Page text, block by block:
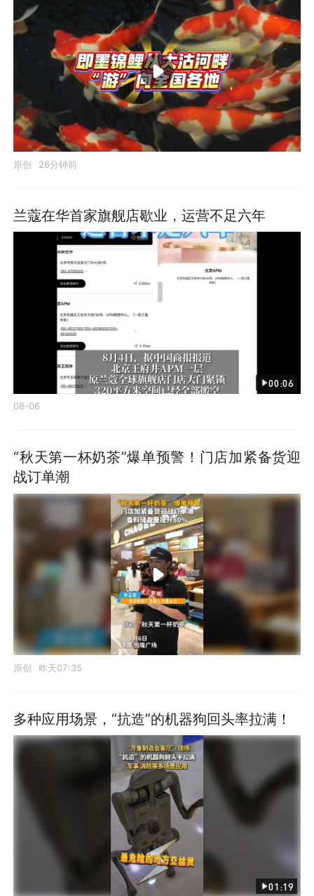
原创 26分钟前
兰蔻在华首家旗舰店歇业，运营不足六年
00:06
08-06
“秋天第一杯奶茶”爆单预警！门店加紧备货迎
战订单潮
原创 昨天07:35
多种应用场景，“抗造”的机器狗回头率拉满！
01:19